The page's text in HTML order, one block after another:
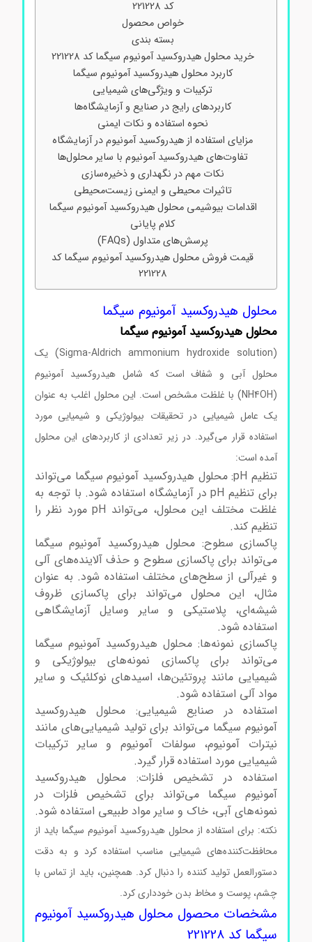
خواص محصول
بسته بندی
خرید محلول هیدروکسید آمونیوم سیگما کد 221228
کاربرد محلول هیدروکسید آمونیوم سیگما
ترکیبات و ویژگی‌های شیمیایی
کاربردهای رایج در صنایع و آزمایشگاه‌ها
نحوه استفاده و نکات ایمنی
مزایای استفاده از هیدروکسید آمونیوم در آزمایشگاه
تفاوت‌های هیدروکسید آمونیوم با سایر محلول‌ها
نکات مهم در نگهداری و ذخیره‌سازی
تاثیرات محیطی و ایمنی زیست‌محیطی
اقدامات بیوشیمی محلول هیدروکسید آمونیوم سیگما
کلام پایانی
پرسش‌های متداول (FAQs)
قیمت فروش محلول هیدروکسید آمونیوم سیگما کد
221228
محلول هیدروکسید آمونیوم سیگما
محلولهیدروکسید آمونیوم سیگما
(Sigma-Aldrich ammonium hydroxide solution) یک
محلول آبی و شفاف است که شامل هیدروکسید آمونیوم
(NH4OH) با غلظت مشخص است. این محلول اغلب به عنوان
یک عامل شیمیایی در تحقیقات بیولوژیکی و شیمیایی مورد
استفاده قرار می‌گیرد. در زیر تعدادی از کاربردهای این محلول
آمده است:
تنظیم pH: محلول هیدروکسید آمونیوم سیگما می‌تواند
برای تنظیم pH در آزمایشگاه استفاده شود. با توجه به
غلظت مختلف این محلول، می‌تواند pH مورد نظر را
تنظیم کند.
پاکسازی سطوح: محلول هیدروکسید آمونیوم سیگما
می‌تواند برای پاکسازی سطوح و حذف آلاینده‌های آلی
و غیرآلی از سطح‌های مختلف استفاده شود. به عنوان
مثال، این محلول می‌تواند برای پاکسازی ظروف
شیشه‌ای، پلاستیکی و سایر وسایل آزمایشگاهی
استفاده شود.
پاکسازی نمونه‌ها: محلول هیدروکسید آمونیوم سیگما
می‌تواند برای پاکسازی نمونه‌های بیولوژیکی و
شیمیایی مانند پروتئین‌ها، اسیدهای نوکلئیک و سایر
مواد آلی استفاده شود.
استفاده در صنایع شیمیایی: محلول هیدروکسید
آمونیوم سیگما می‌تواند برای تولید شیمیایی‌های مانند
نیترات آمونیوم، سولفات آمونیوم و سایر ترکیبات
شیمیایی مورد استفاده قرار گیرد.
استفاده در تشخیص فلزات: محلول هیدروکسید
آمونیوم سیگما می‌تواند برای تشخیص فلزات در
نمونه‌های آبی، خاک و سایر مواد طبیعی استفاده شود.
نکته: برای استفاده از محلول هیدروکسید آمونیوم سیگما باید از
محافظت‌کننده‌های شیمیایی مناسب استفاده کرد و به دقت
دستورالعمل تولید کننده را دنبال کرد. همچنین، باید از تماس با
چشم، پوست و مخاط بدن خودداری کرد.
مشخصات محصول محلول هیدروکسید آمونیوم
سیگما کد 221228